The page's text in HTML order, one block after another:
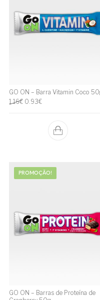
GO ON – Barra Vitamin Coco
1.16€ O preço original era: 1.16€.
0.93€O preço atual é:
PROMOÇÃO!
GO ON – Barras de Proteína de